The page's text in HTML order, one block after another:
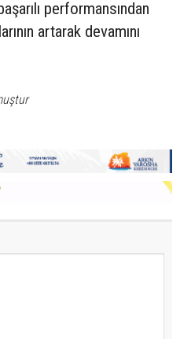
performansından
artarak devamını